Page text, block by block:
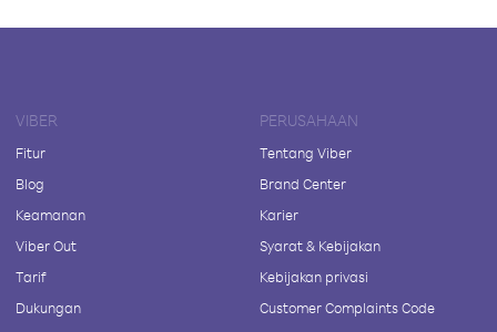
VIBER
Fitur
Blog
Keamanan
Viber Out
Tarif
Dukungan
PERUSAHAAN
Tentang Viber
Brand Center
Karier
Syarat & Kebijakan
Kebijakan privasi
Customer Complaints Code